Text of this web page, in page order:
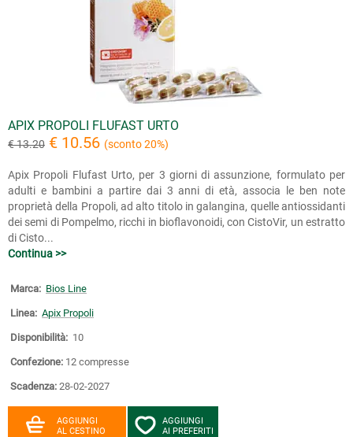
APIX PROPOLI FLUFAST URTO
€ 13.20 € 10.56 (sconto 20%)
Apix Propoli Flufast Urto, per 3 giorni di assunzione, formulato per
adulti e bambini a partire dai 3 anni di età, associa le ben note
proprietà della Propoli, ad alto titolo in galangina, quelle antiossidanti
dei semi di Pompelmo, ricchi in bioflavonoidi, con CistoVir, un estratto
di Cisto...
Continua >>
Marca: Bios Line
Linea: Apix Propoli
Disponibilità: 10
Confezione: 12 compresse
Scadenza: 28-02-2027
AGGIUNGI
AL CESTINO
AGGIUNGI
AI PREFERITI